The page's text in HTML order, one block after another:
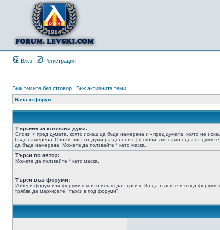
Влез Регистрация
Виж темите без отговор | Виж активните теми
Начало форум
Търсене за ключови думи:
Сложи + пред думата, която искаш да бъде намерена и - пред думата, която не
бъде намерена. Сложи лист от думи разделени с | в скоби, ако само една от думите
да бъде намерена. Можете да ползвайте * като маска.
Търси по автор:
Можете да ползвайте * като маска.
Търси във форуми:
Избери форум или форуми в които искаш да търсиш. За да търсите и в под
трябва да маркирате "търси в под форуми".